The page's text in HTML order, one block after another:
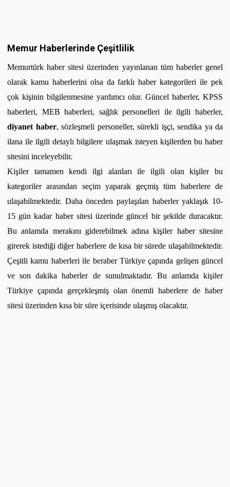
Memur Haberlerinde Çeşitlilik
Memurtürk haber sitesi üzerinden yayınlanan tüm haberler genel
olarak kamu haberlerini olsa da farklı haber kategorileri ile pek
çok kişinin bilgilenmesine yardımcı olur. Güncel haberler, KPSS
haberleri, MEB haberleri, sağlık personelleri ile ilgili haberler,
diyanet haber, sözleşmeli personeller, sürekli işçi, sendika ya da
ilana ile ilgili detaylı bilgilere ulaşmak isteyen kişilerden bu haber
sitesini inceleyebilir.
Kişiler tamamen kendi ilgi alanları ile ilgili olan kişiler bu
kategoriler arasından seçim yaparak geçmiş tüm haberlere de
ulaşabilmektedir. Daha önceden paylaşılan haberler yaklaşık 10-
15 gün kadar haber sitesi üzerinde güncel bir şekilde duracaktır.
Bu anlamda merakını giderebilmek adına kişiler haber sitesine
girerek istediği diğer haberlere de kısa bir sürede ulaşabilmektedir.
Çeşitli kamu haberleri ile beraber Türkiye çapında gelişen güncel
ve son dakika haberler de sunulmaktadır. Bu anlamda kişiler
Türkiye çapında gerçekleşmiş olan önemli haberlere de haber
sitesi üzerinden kısa bir süre içerisinde ulaşmış olacaktır.